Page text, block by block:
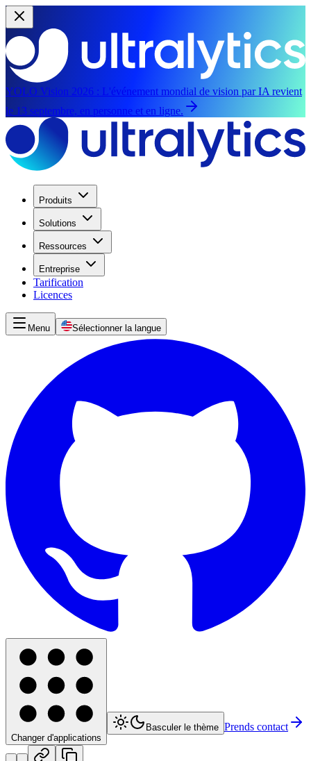
YOLO Vision 2026 : L'événement mondial de vision par IA revient
le 13 septembre, en personne et en ligne.
Produits
Solutions
Ressources
Entreprise
Tarification
Licences
Menu Sélectionner la langue
Changer d'applications
Basculer le thème Prends contact